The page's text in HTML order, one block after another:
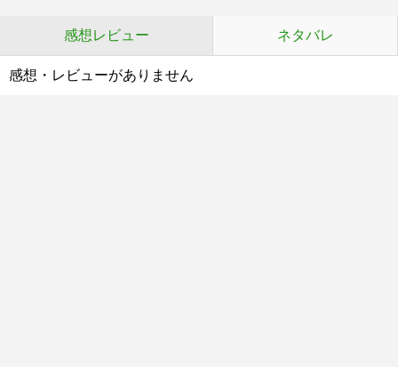
感想レビュー ネタバレ
感想・レビューがありません